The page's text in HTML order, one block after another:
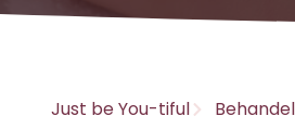
Just be You-tiful